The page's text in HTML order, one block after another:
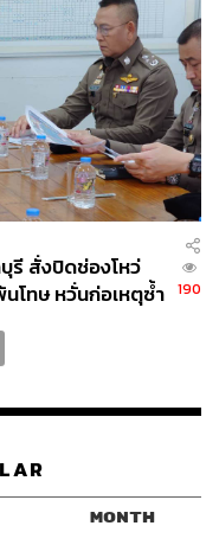
รี สั่งปิดช่องโหว่
โทษ หวั่นก่อเหตุซ้ำ
190
MONTH